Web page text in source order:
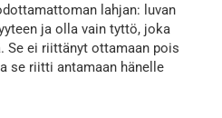
lahjan: luvan
ja olla vain tyttö, joka
Se ei riittänyt ottamaan pois
se riitti antamaan hänelle